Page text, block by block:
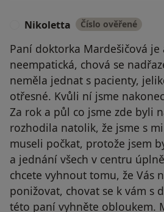
Nikoletta Číslo ověřené
Paní doktorka Mardešičová
neempatická, chová se
neměla jednat s pacienty,
otřesné. Kvůli ní jsme
Za rok a půl co jsme zde byli
rozhodila natolik, že jsme s
museli počkat, protože jsem
a jednání všech v centru
chcete vyhnout tomu, že Vás
ponižovat, chovat se k vám s
této paní vyhněte obloukem.